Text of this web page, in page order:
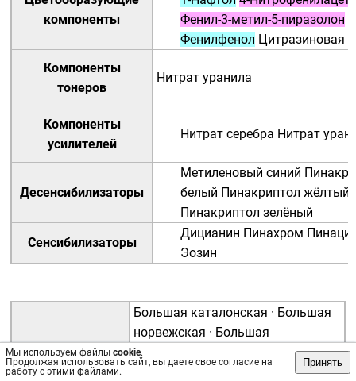
Мы используем файлы cookie.
Продолжая использовать сайт, вы даете свое согласие на
работу с этими файлами.
Принять
компоненты
Фенил-3-метил-5-пиразолон
Фенилфенол Цитразиновая
Компоненты
тонеров
Нитрат уранила
Компоненты
усилителей
Нитрат серебра Нитрат
Десенсибилизаторы
Метиленовый синий
белый Пинакриптол жёлтый
Пинакриптол зелёный
Сенсибилизаторы
Дицианин Пинахром
Эозин
Большая каталонская · Большая
норвежская · Большая
российская
Большая советская
Брокгауза и Ефрона·